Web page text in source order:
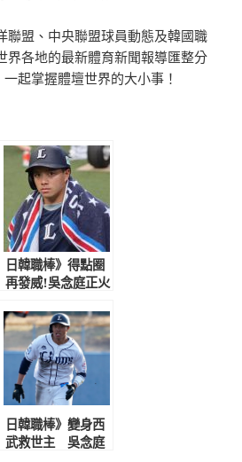
聯盟、中央聯盟球員動態及韓國職
界各地的最新體育新聞報導匯整分
一起掌握體壇世界的大小事！
日韓職棒》得點圈
再發威!吳念庭正火
進入神的領域
日韓職棒》變身西
武救世主 吳念庭